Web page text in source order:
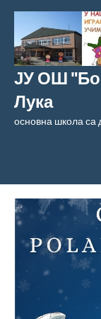
Скочи
садржај
ЈУ ОШ
Лука
основна школа са